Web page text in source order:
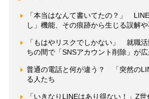
「本当はなんて書いてたの？」
し」機能、その痕跡から生じる誤解
「もはやリスクでしかない」 就職
ちの間で「SNSアカウント削除」が
普通の電話と何が違う？ 「突然の
る人たち
「いきなりLINEはあり得ない！」Z